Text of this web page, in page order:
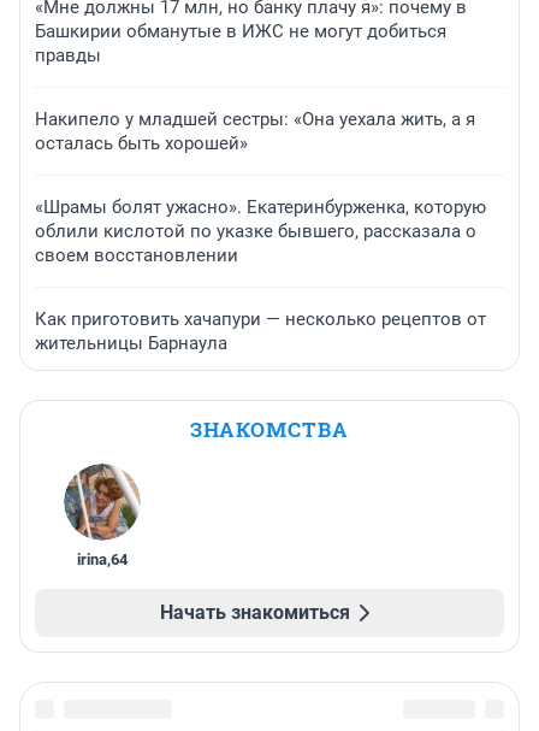
«Мне должны 17 млн, но банку плачу я»: почему в
Башкирии обманутые в ИЖС не могут добиться
правды
Накипело у младшей сестры: «Она уехала жить, а я
осталась быть хорошей»
«Шрамы болят ужасно». Екатеринбурженка, которую
облили кислотой по указке бывшего, рассказала о
своем восстановлении
Как приготовить хачапури — несколько рецептов от
жительницы Барнаула
ЗНАКОМСТВА
irina,64
Начать знакомиться